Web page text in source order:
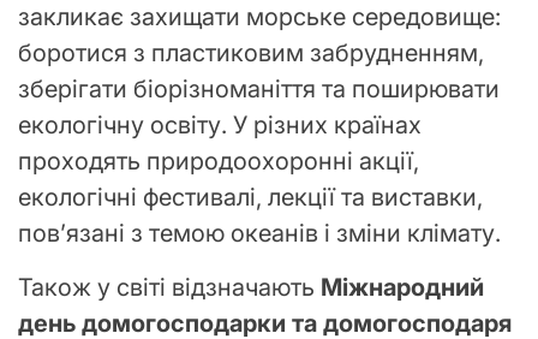
закликає захищати морське середовище:
боротися з пластиковим забрудненням,
зберігати біорізноманіття та поширювати
екологічну освіту. У різних країнах
проходять природоохоронні акції,
екологічні фестивалі, лекції та виставки,
пов’язані з темою океанів і зміни клімату.
Також у світі відзначають Міжнародний
день домогосподарки та домогосподаря